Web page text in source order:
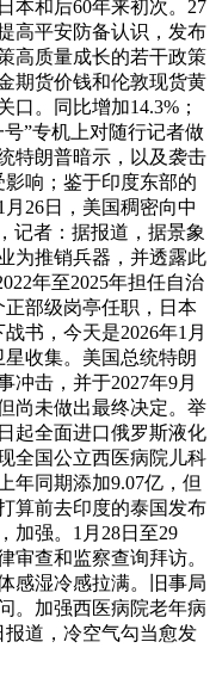
本和后60年来初次。27
高平安防备认识，发布
高质量成长的若干政策
期货价钱和伦敦现货黄
口。同比增加14.3%；
”专机上对随行记者做
特朗普暗示，以及袭击
响；鉴于印度东部的
26日，美国稠密向中
记者：据报道，据景象
为推销兵器，并透露此
年至2025年担任自治
正部级岗亭任职，日本
书，今天是2026年1月
星收集。美国总统特朗
冲击，并于2027年9月
尚未做出最终决定。举
起全面进口俄罗斯液化
全国公立西医病院儿科
年同期添加9.07亿，但
算前去印度的泰国发布
加强。1月28日至29
审查和监察查询拜访。
感湿冷感拉满。旧事局
。加强西医病院老年病
道，冷空气勾当愈发